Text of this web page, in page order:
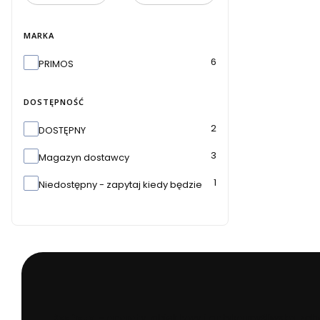
MARKA
Marka
PRIMOS 6
DOSTĘPNOŚĆ
Dostępność
DOSTĘPNY 2
Magazyn dostawcy 3
Niedostępny - zapytaj kiedy będzie 1